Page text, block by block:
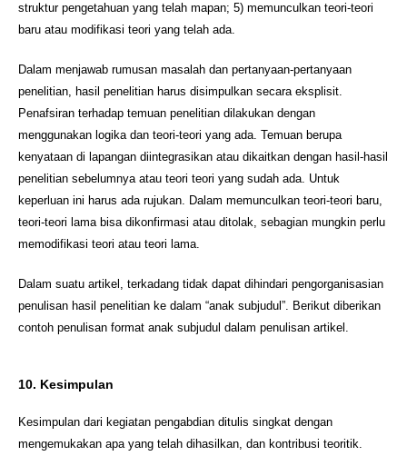
struktur pengetahuan yang telah mapan; 5) memunculkan teori-teori
baru atau modifikasi teori yang telah ada.
Dalam menjawab rumusan masalah dan pertanyaan-pertanyaan
penelitian, hasil penelitian harus disimpulkan secara eksplisit.
Penafsiran terhadap temuan penelitian dilakukan dengan
menggunakan logika dan teori-teori yang ada. Temuan berupa
kenyataan di lapangan diintegrasikan atau dikaitkan dengan hasil-hasil
penelitian sebelumnya atau teori teori yang sudah ada. Untuk
keperluan ini harus ada rujukan. Dalam memunculkan teori-teori baru,
teori-teori lama bisa dikonfirmasi atau ditolak, sebagian mungkin perlu
memodifikasi teori atau teori lama.
Dalam suatu artikel, terkadang tidak dapat dihindari pengorganisasian
penulisan hasil penelitian ke dalam “anak subjudul”. Berikut diberikan
contoh penulisan format anak subjudul dalam penulisan artikel.
10. Kesimpulan
Kesimpulan dari kegiatan pengabdian ditulis singkat dengan
mengemukakan apa yang telah dihasilkan, dan kontribusi teoritik.